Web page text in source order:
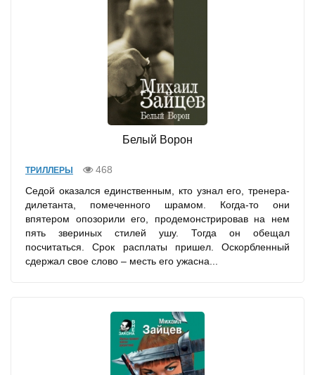
Белый Ворон
ТРИЛЛЕРЫ
468
Седой оказался единственным, кто узнал его, тренера-
дилетанта, помеченного шрамом. Когда-то они
впятером опозорили его, продемонстрировав на нем
пять звериных стилей ушу. Тогда он обещал
посчитаться. Срок расплаты пришел. Оскорбленный
сдержал свое слово – месть его ужасна...